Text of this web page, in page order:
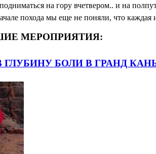
на гору вчетвером.. и на
похода мы еще не поняли, что
МЕРОПРИЯТИЯ:
БОЛИ В ГРАНД